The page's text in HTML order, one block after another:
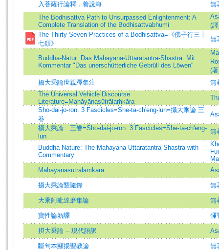
入菩薩行論釋．善說海
無
The Bodhisattva Path to Unsurpassed Enlightenment: A
Complete Translation of the Bodhisattvabhumi
(
The Thirty-Seven Practices of a Bodhisattva=《佛子行三十
七頌》
無
Buddha-Natur: Das Mahayana-Uttaratantra-Shastra. Mit
Kommentar "Das unerschütterliche Gebrüll des Löwen"
(
攝大乘論世親釋集注
無
The Universal Vehicle Discourse
Literature=Mahāyānasūtrālaṁkāra
Sho-dai-jo-ron. 3 Fascicles=She-ta-ch'eng-lun=攝大乘論 三
卷
攝大乘論 三卷=Sho-dai-jo-ron. 3 Fascicles=She-ta-ch'eng-
lun
無
Buddha Nature: The Mahayana Uttaratantra Shastra with
Commentary
Mahayanasutralamkara
攝大乘論暨隨錄 無
大乘阿毗達磨集論 無
寶性論新譯 彌
摂大乗論 -- 現代語訳
斷句本顯揚聖教論 無